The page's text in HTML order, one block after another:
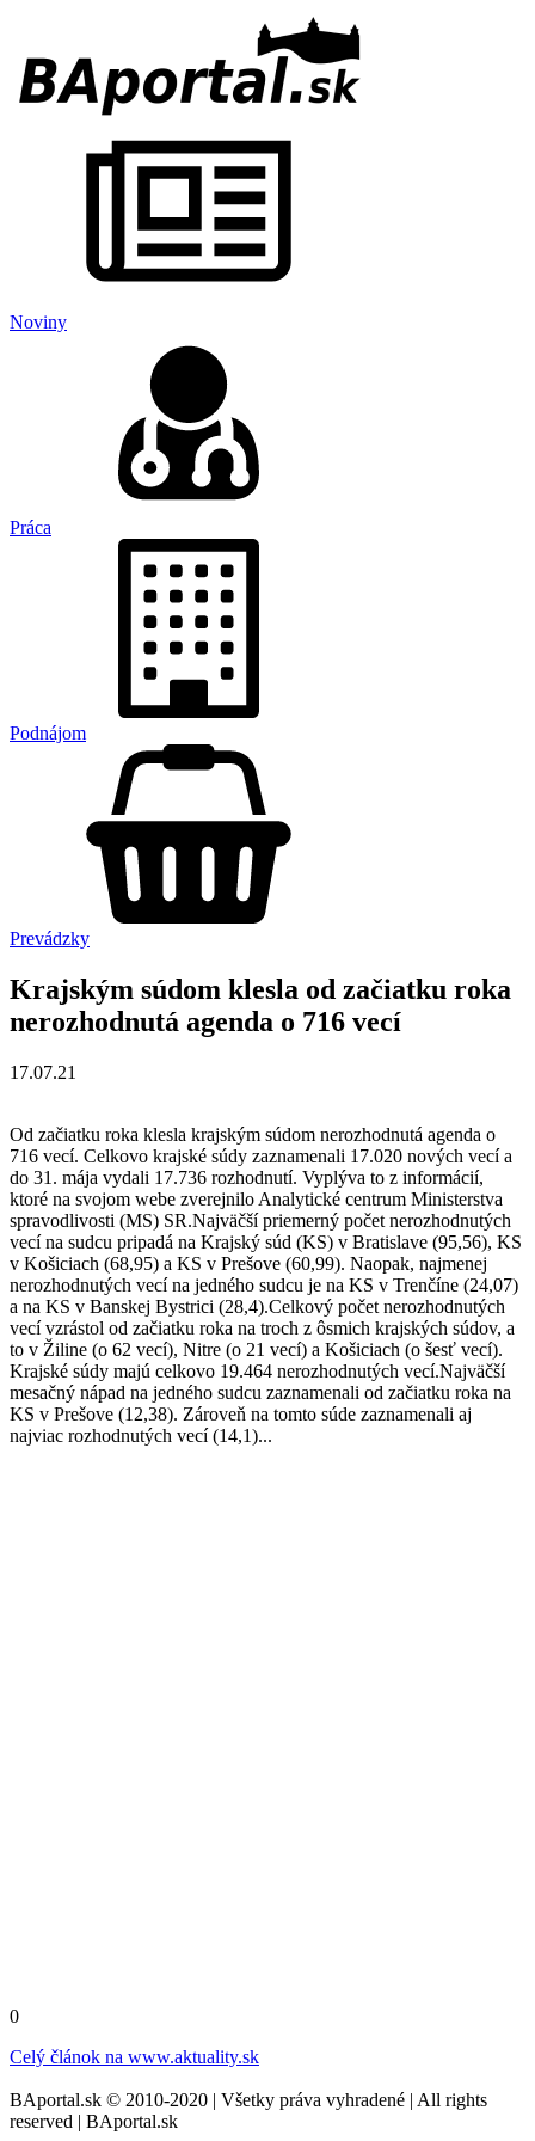
Noviny
Práca
Podnájom
Prevádzky
Krajským súdom klesla od začiatku roka
nerozhodnutá agenda o 716 vecí
17.07.21
Od začiatku roka klesla krajským súdom nerozhodnutá agenda o
716 vecí. Celkovo krajské súdy zaznamenali 17.020 nových vecí a
do 31. mája vydali 17.736 rozhodnutí. Vyplýva to z informácií,
ktoré na svojom webe zverejnilo Analytické centrum Ministerstva
spravodlivosti (MS) SR.Najväčší priemerný počet nerozhodnutých
vecí na sudcu pripadá na Krajský súd (KS) v Bratislave (95,56), KS
v Košiciach (68,95) a KS v Prešove (60,99). Naopak, najmenej
nerozhodnutých vecí na jedného sudcu je na KS v Trenčíne (24,07)
a na KS v Banskej Bystrici (28,4).Celkový počet nerozhodnutých
vecí vzrástol od začiatku roka na troch z ôsmich krajských súdov, a
to v Žiline (o 62 vecí), Nitre (o 21 vecí) a Košiciach (o šesť vecí).
Krajské súdy majú celkovo 19.464 nerozhodnutých vecí.Najväčší
mesačný nápad na jedného sudcu zaznamenali od začiatku roka na
KS v Prešove (12,38). Zároveň na tomto súde zaznamenali aj
najviac rozhodnutých vecí (14,1)...
0
Celý článok na www.aktuality.sk
BAportal.sk © 2010-2020 | Všetky práva vyhradené | All rights
reserved | BAportal.sk